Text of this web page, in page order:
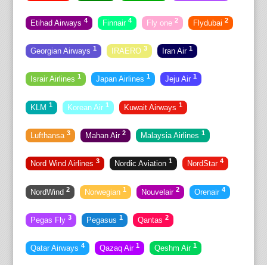
Etihad Airways 4 Finnair 4 Fly one 2 Flydubai 2
Georgian Airways 1 IRAERO 3 Iran Air 1
Israir Airlines 1 Japan Airlines 1 Jeju Air 1
KLM 1 Korean Air 1 Kuwait Airways 1
Lufthansa 3 Mahan Air 2 Malaysia Airlines 1
Nord Wind Airlines 3 Nordic Aviation 1 NordStar 4
NordWind 2 Norwegian 1 Nouvelair 2 Orenair 4
Pegas Fly 3 Pegasus 1 Qantas 2
Qatar Airways 4 Qazaq Air 1 Qeshm Air 1